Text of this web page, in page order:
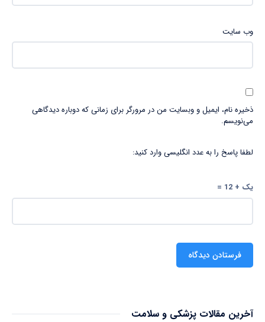
وب‌ سایت
ذخیره نام، ایمیل و وبسایت من در مرورگر برای زمانی که دوباره دیدگاهی
می‌نویسم.
لطفا پاسخ را به عدد انگلیسی وارد کنید:
یک + 12 =
آخرین مقالات پزشکی و سلامت